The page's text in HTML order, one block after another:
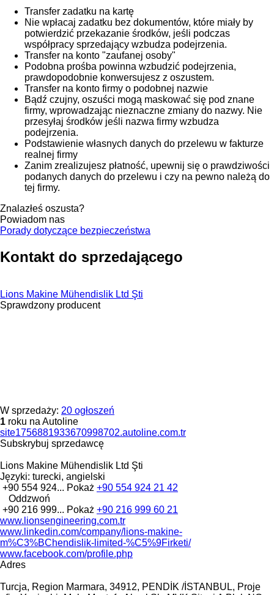
Transfer zadatku na kartę
Nie wpłacaj zadatku bez dokumentów, które miały by
potwierdzić przekazanie środków, jeśli podczas
współpracy sprzedający wzbudza podejrzenia.
Transfer na konto "zaufanej osoby"
Podobna prośba powinna wzbudzić podejrzenia,
prawdopodobnie konwersujesz z oszustem.
Transfer na konto firmy o podobnej nazwie
Bądź czujny, oszuści mogą maskować się pod znane
firmy, wprowadzając nieznaczne zmiany do nazwy. Nie
przesyłaj środków jeśli nazwa firmy wzbudza
podejrzenia.
Podstawienie własnych danych do przelewu w fakturze
realnej firmy
Zanim zrealizujesz płatność, upewnij się o prawdziwości
podanych danych do przelewu i czy na pewno należą do
tej firmy.
Znalazłeś oszusta?
Powiadom nas
Porady dotyczące bezpieczeństwa
Kontakt do sprzedającego
Lions Makine Mühendislik Ltd Şti
Sprawdzony producent
W sprzedaży: 20 ogłoszeń
1 roku na Autoline
site1756881933670998702.autoline.com.tr
Subskrybuj sprzedawcę
Lions Makine Mühendislik Ltd Şti
Języki: turecki, angielski
+90 554 924... Pokaż +90 554 924 21 42
Oddzwoń
+90 216 999... Pokaż +90 216 999 60 21
www.lionsengineering.com.tr
www.linkedin.com/company/lions-makine-
m%C3%BChendislik-limited-%C5%9Firketi/
www.facebook.com/profile.php
Adres
Turcja, Region Marmara, 34912, PENDİK /İSTANBUL, Proje